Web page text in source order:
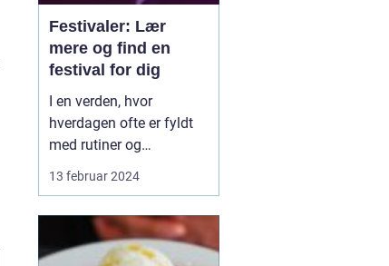
Festivaler: Lær
mere og find en
festival for dig
I en verden, hvor
hverdagen ofte er fyldt
med rutiner og
forudsigelighed, står
sociale, kulturelle, og
musikalske
13 februar 2024